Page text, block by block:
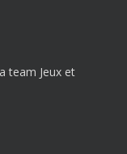
team Jeux et